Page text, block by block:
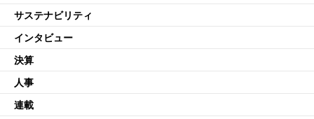
サステナビリティ
インタビュー
決算
人事
連載